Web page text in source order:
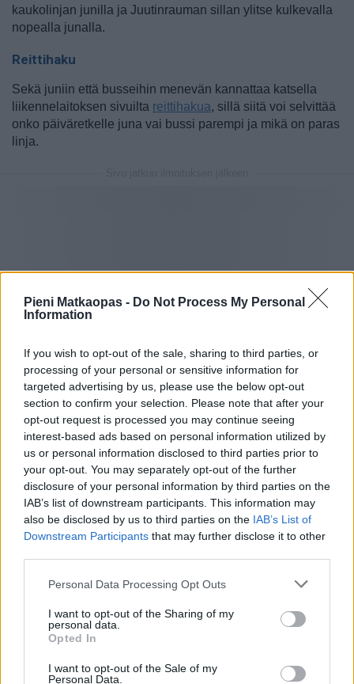
Pieni Matkaopas - Do Not Process My Personal
Information
If you wish to opt-out of the sale, sharing to third parties, or
processing of your personal or sensitive information for
targeted advertising by us, please use the below opt-out
section to confirm your selection. Please note that after your
opt-out request is processed you may continue seeing
interest-based ads based on personal information utilized by
us or personal information disclosed to third parties prior to
your opt-out. You may separately opt-out of the further
disclosure of your personal information by third parties on the
IAB’s list of downstream participants. This information may
also be disclosed by us to third parties on the IAB’s List of
Downstream Participants that may further disclose it to other
Personal Data Processing Opt Outs
I want to opt-out of the Sharing of my
personal data.
Opted In
I want to opt-out of the Sale of my
Personal Data.
kaukolinjan junilla ja Juutinrauman sillan ylitse kulkevalla
nopealla junalla.
Reittihaku
Sekä juniin että busseihin menevän kannattaa katsella
liikennelaitoksen sivuilta reittihakua, sillä siitä voi selvittää
onko päiväretkelle juna vai bussi parempi ja mikä on paras
linja.
Get Your Guide -sivustolta voit hankkia liput
paikkoihin ja ajanvietteisiin Malmössä
Liput sekä Malmössä että koko Skånen alueella